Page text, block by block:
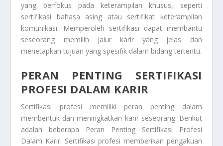
yang berfokus pada keterampilan khusus, seperti
sertifikasi bahasa asing atau sertifikat keterampilan
komunikasi. Memperoleh sertifikasi dapat membantu
seseorang memilih jalur karir yang jelas dan
menetapkan tujuan yang spesifik dalam bidang tertentu.
PERAN PENTING SERTIFIKASI
PROFESI DALAM KARIR
Sertifikasi profesi memiliki peran penting dalam
membentuk dan meningkatkan karir seseorang. Berikut
adalah beberapa
Peran Penting Sertifikasi Profesi
Dalam Karir. Sertifikasi profesi memberikan pengakuan